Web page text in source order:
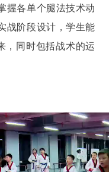
握各单个腿法技术动
战阶段设计，学生能
，同时包括战术的运